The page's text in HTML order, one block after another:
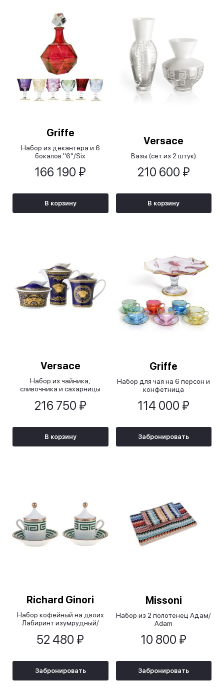
Griffe
Набор из декантера и 6
бокалов "6"/Six
166 190 ₽
В корзину
Versace
Вазы (cет из 2 штук)
210 600 ₽
В корзину
Versace
Набор из чайника,
сливочника и сахарницы
216 750 ₽
В корзину
Griffe
Набор для чая на 6 персон и
конфетница
114 000 ₽
Забронировать
Richard Ginori
Набор кофейный на двоих
Лабиринт изумрудный/
52 480 ₽
Забронировать
Missoni
Набор из 2 полотенец Адам/
Adam
10 800 ₽
Забронировать